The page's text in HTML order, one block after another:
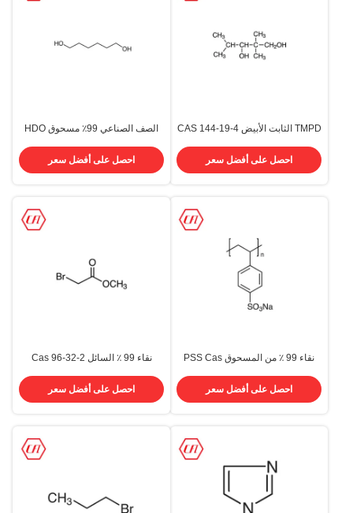
TMPD الثابت الأبيض CAS 144-19-4
احصل على أفضل سعر
الصف الصناعي 99٪ مسحوق HDO
1,6-هيكسانديول
احصل على أفضل سعر
نقاء 99 ٪ من المسحوق PSS Cas
Styrenesulfonate
احصل على أفضل سعر
نقاء 99 ٪ السائل Cas 96-32-2
احصل على أفضل سعر